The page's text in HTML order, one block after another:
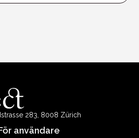
283, 8008 Zürich
användare